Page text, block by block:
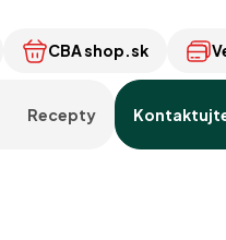
CBA shop.sk
Recepty